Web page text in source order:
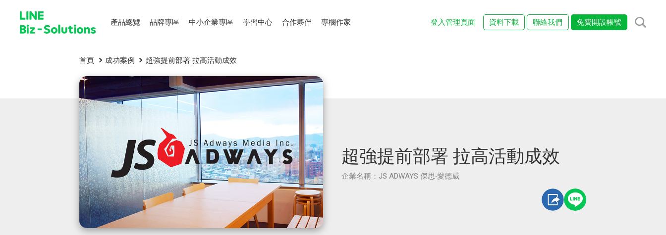
產品總覽 品牌專區 中小企業專區 學習中心 合作夥伴 專欄作家 登入管理頁面 資料下載 聯絡我們 免費開設帳號
首頁 成功案例 超強提前部署 拉高活動成效
超強提前部署 拉高活動成效
企業名稱：JS ADWAYS 傑思‧愛德威